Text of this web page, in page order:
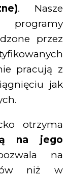
. Nasze
programy
przez
pracują z
jak
otrzyma
na jego
na
niż w